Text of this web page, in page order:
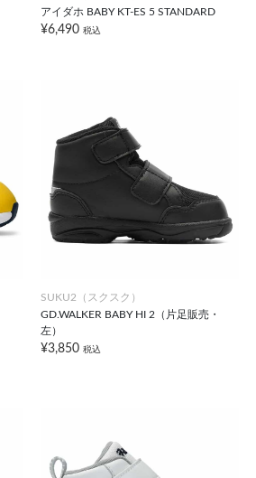
アイダホ BABY KT-ES 5 STANDARD
¥6,490 税込
SUKU2（スクスク）
GD.WALKER BABY HI 2（片足販売・
左）
¥3,850 税込